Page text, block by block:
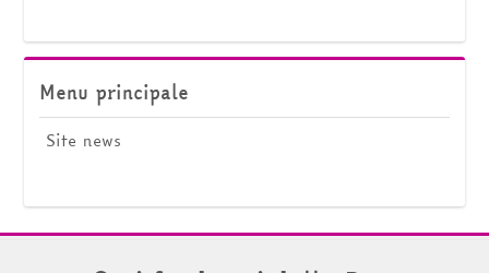
Menu principale
Site news